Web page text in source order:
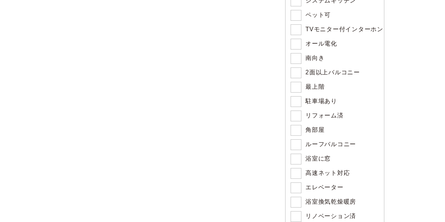
ペット可
TVモニター付インターホン
オール電化
南向き
2面以上バルコニー
最上階
駐車場あり
リフォーム済
角部屋
ルーフバルコニー
浴室に窓
高速ネット対応
エレベーター
浴室換気乾燥暖房
リノベーション済